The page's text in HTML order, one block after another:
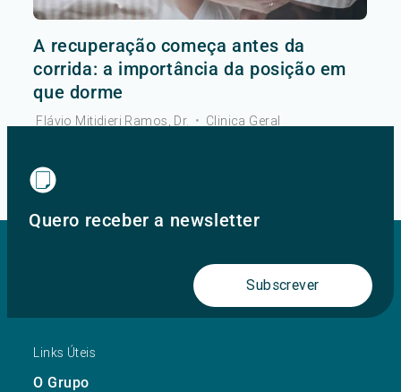
A recuperação começa antes da
corrida: a importância da posição em
que dorme
Flávio Mitidieri Ramos, Dr. • Clinica Geral
Quero receber a newsletter
Subscrever
Links Úteis
O Grupo